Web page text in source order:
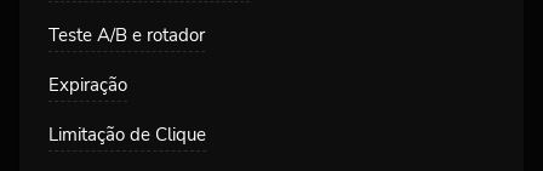
Teste A/B e rotador
Expiração
Limitação de Clique